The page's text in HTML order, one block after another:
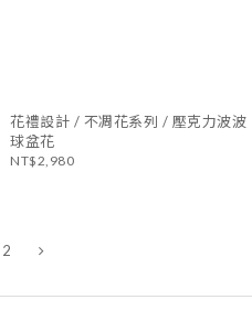
花禮設計 / 不凋花系列 / 壓克力波波
球盆花
NT$2,980
2